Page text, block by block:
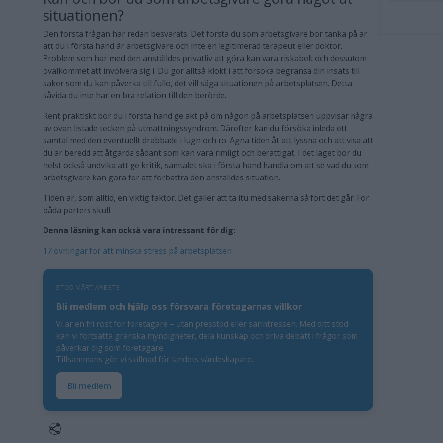
situationen?
Den första frågan har redan besvarats. Det första du som arbetsgivare bör tänka på är
att du i första hand är arbetsgivare och inte en legitimerad terapeut eller doktor.
Problem som har med den anställdes privatliv att göra kan vara riskabelt och dessutom
ovälkommet att involvera sig i. Du gör alltså klokt i att försöka begränsa din insats till
saker som du kan påverka till fullo, det vill säga situationen på arbetsplatsen. Detta
såvida du inte har en bra relation till den berörde.
Rent praktiskt bör du i första hand ge akt på om någon på arbetsplatsen uppvisar några
av ovan listade tecken på utmattningssyndrom. Därefter kan du försöka inleda ett
samtal med den eventuellt drabbade i lugn och ro. Ägna tiden åt att lyssna och att visa att
du är beredd att åtgärda sådant som kan vara rimligt och berättigat. I det läget bör du
helst också undvika att ge kritik, samtalet ska i första hand handla om att se vad du som
arbetsgivare kan göra för att förbättra den anställdes situation.
Tiden är, som alltid, en viktig faktor. Det gäller att ta itu med sakerna så fort det går. För
båda parters skull.
Denna läsning kan också vara intressant för dig:
17 övningar för att minska stress på arbetsplatsen
STÖD VÅRT ARBETE
Bli medlem och hjälp oss försvara företagarnas villkor
Vi är en fri röst för företagare – utan presstöd eller särintressen. Med ditt stöd
kan vi fortsätta granska myndigheter, dela kunskap och driva debatt i frågor som
påverkar dig som företagare.
Tillsammans gör vi skillnad för landets värdeskapare.
Bli medlem